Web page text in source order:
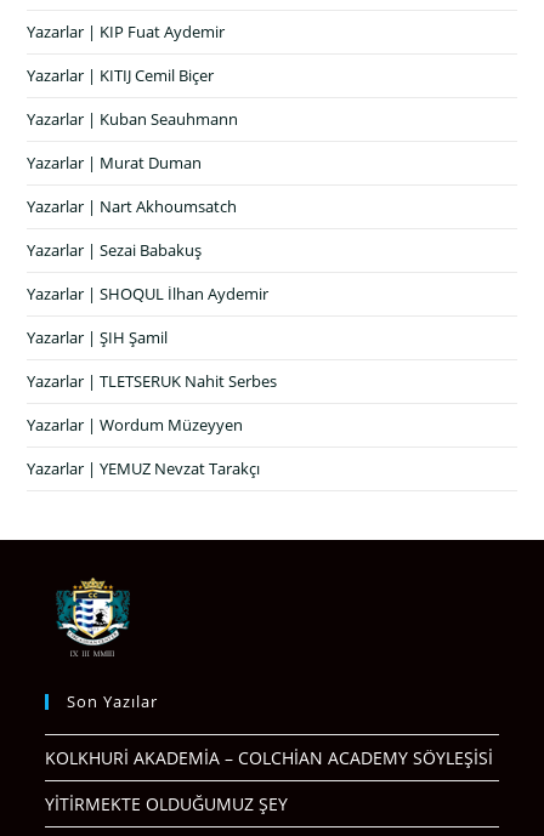
Yazarlar | KIP Fuat Aydemir
Yazarlar | KITIJ Cemil Biçer
Yazarlar | Kuban Seauhmann
Yazarlar | Murat Duman
Yazarlar | Nart Akhoumsatch
Yazarlar | Sezai Babakuş
Yazarlar | SHOQUL İlhan Aydemir
Yazarlar | ŞIH Şamil
Yazarlar | TLETSERUK Nahit Serbes
Yazarlar | Wordum Müzeyyen
Yazarlar | YEMUZ Nevzat Tarakçı
Son Yazılar
KOLKHURİ AKADEMİA – COLCHİAN ACADEMY SÖYLEŞİSİ
YİTİRMEKTE OLDUĞUMUZ ŞEY